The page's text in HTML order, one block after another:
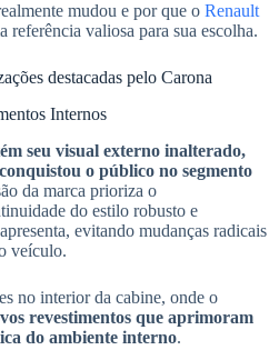
mudou e por que o Renault
referência valiosa para sua escolha.
destacadas pelo Carona
Internos
seu visual externo inalterado,
o público no segmento
da marca prioriza o
do estilo robusto e
evitando mudanças radicais
veículo.
no interior da cabine, onde o
revestimentos que aprimoram
do ambiente interno.